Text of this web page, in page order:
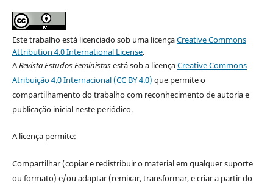
Este trabalho está licenciado sob uma licençaCreative Commons
Attribution 4.0 International License.
ARevista Estudos Feministasestá sob a licençaCreative Commons
Atribuição 4.0 Internacional (CC BY 4.0) que permite o
compartilhamento do trabalho com reconhecimento de autoria e
publicação inicial neste periódico.
A licença permite:
Compartilhar (copiar e redistribuir o material em qualquer suporte
ou formato) e/ou adaptar (remixar, transformar, e criar a partir do